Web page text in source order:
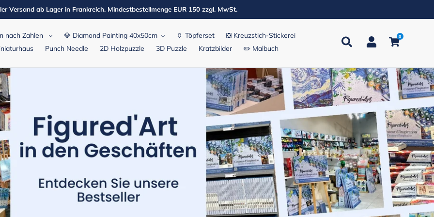
Versand ab Lager in Frankreich. Mindestbestellmenge EUR 150 zzgl. MwSt.
nach Zahlen 💎 Diamond Painting 40x50cm 🏺 Töpferset
❎ Kreuzstich-Stickerei
Punch Needle 2D Holzpuzzle 3D Puzzle Kratzbilder ✏️ Malbuch
Suchen Einloggen
0